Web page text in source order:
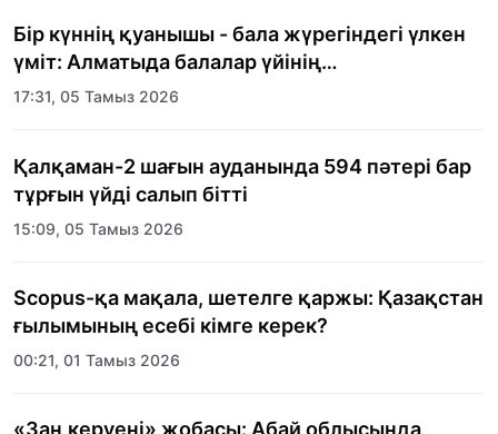
Бір күннің қуанышы - бала жүрегіндегі үлкен
үміт: Алматыда балалар үйінің
тәрбиеленушілеріне мерекелік күн
17:31, 05 Тамыз 2026
Қалқаман-2 шағын ауданында 594 пәтері бар
тұрғын үйді салып бітті
15:09, 05 Тамыз 2026
Scopus-қа мақала, шетелге қаржы: Қазақстан
ғылымының есебі кімге керек?
00:21, 01 Тамыз 2026
«Заң керуені» жобасы: Абай облысында